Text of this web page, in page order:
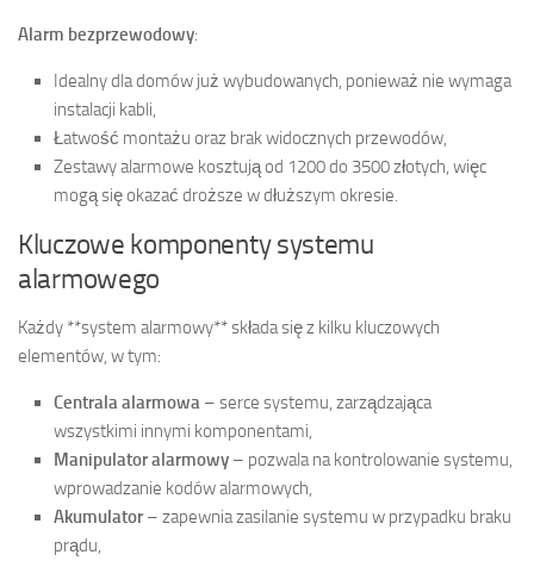
Alarm bezprzewodowy:
Idealny dla domów już wybudowanych, ponieważ nie wymaga
instalacji kabli,
Łatwość montażu oraz brak widocznych przewodów,
Zestawy alarmowe kosztują od 1200 do 3500 złotych, więc
mogą się okazać droższe w dłuższym okresie.
Kluczowe komponenty systemu
alarmowego
Każdy **system alarmowy** składa się z kilku kluczowych
elementów, w tym:
Centrala alarmowa – serce systemu, zarządzająca
wszystkimi innymi komponentami,
Manipulator alarmowy – pozwala na kontrolowanie systemu,
wprowadzanie kodów alarmowych,
Akumulator– zapewnia zasilanie systemu w przypadku braku
prądu,